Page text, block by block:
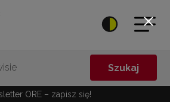
Szukaj
ORE – zapisz się!